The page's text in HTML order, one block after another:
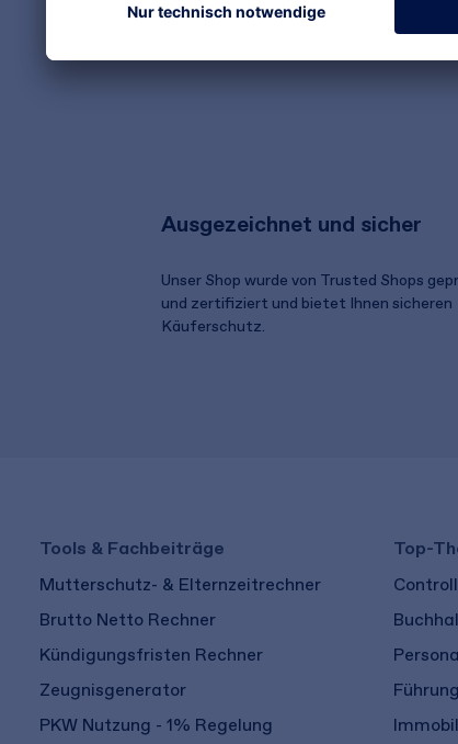
Alle Zahlungsarten
Ausgezeichnet und sicher
Unser Shop wurde von Trusted Shops
und zertifiziert und bietet Ihnen sicheren
Käuferschutz.
Tools & Fachbeiträge
Mutterschutz- & Elternzeitrechner
Brutto Netto Rechner
Kündigungsfristen Rechner
Zeugnisgenerator
PKW Nutzung - 1% Regelung
Top-